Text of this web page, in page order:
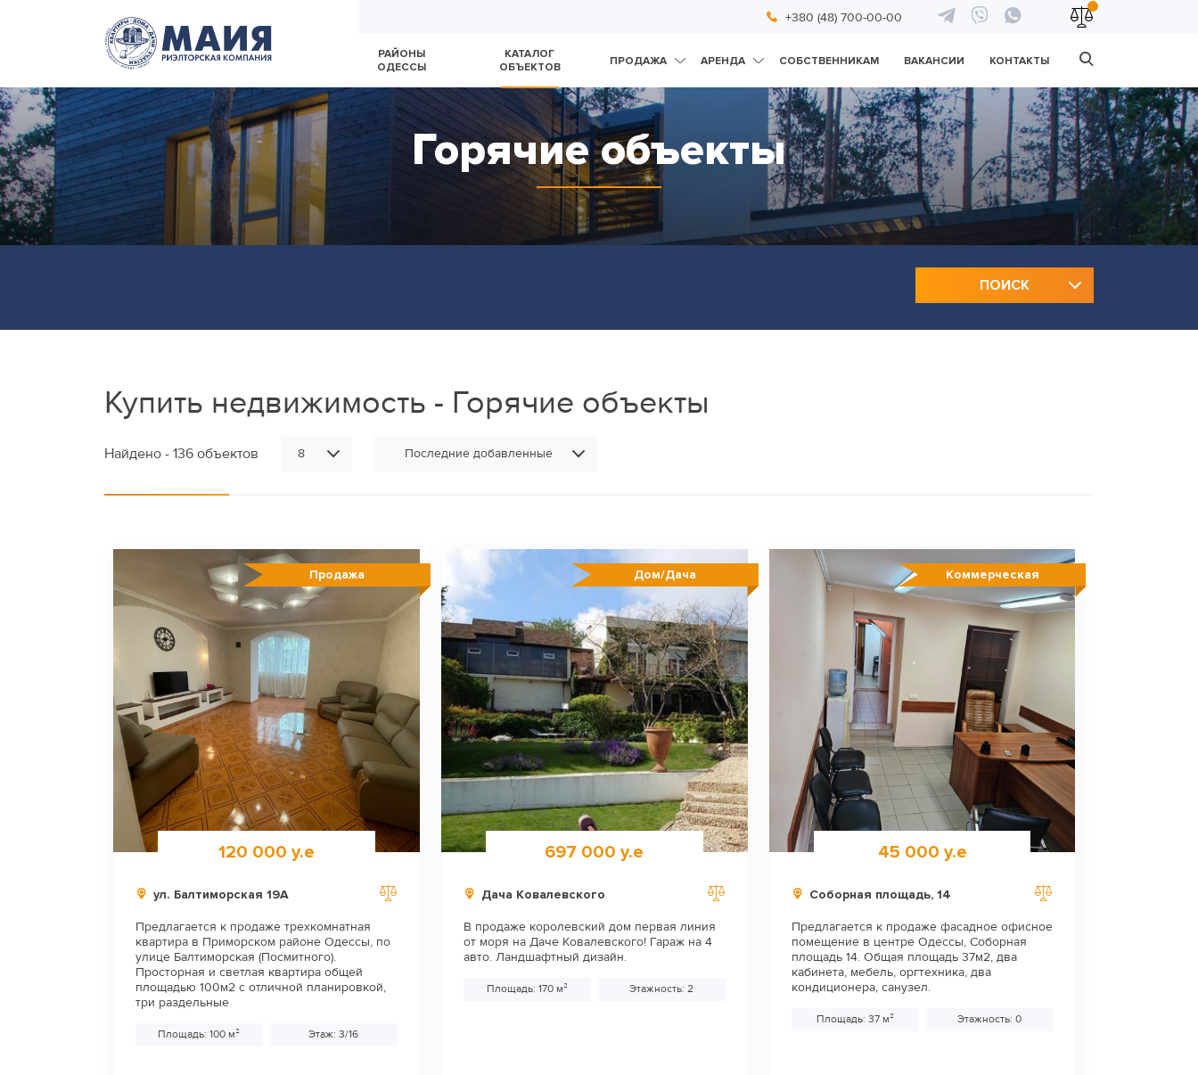
+380 (48) 700-00-00
РАЙОНЫ
ОДЕССЫ
КАТАЛОГ
ОБЪЕКТОВ
ПРОДАЖА АРЕНДА СОБСТВЕННИКАМ ВАКАНСИИ КОНТАКТЫ
Горячие объекты
ПОИСК
Купить недвижимость - Горячие объекты
Найдено - 136 объектов 8 Последние добавленные
Продажа
120 000 у.е
ул. Балтиморская 19А
Предлагается к продаже трехкомнатная
квартира в Приморском районе Одессы, по
улице Балтиморская (Посмитного).
Просторная и светлая квартира общей
площадью 100м2 с отличной планировкой,
три раздельные
Площадь: 100 м² Этаж: 3/16
Дом/Дача
697 000 у.е
Дача Ковалевского
В продаже королевский дом первая линия
от моря на Даче Ковалевского! Гараж на 4
авто. Ландшафтный дизайн.
Площадь: 170 м² Этажность: 2
Коммерческая
45 000 у.е
Соборная площадь, 14
Предлагается к продаже фасадное офисное
помещение в центре Одессы, Соборная
площадь 14. Общая площадь 37м2, два
кабинета, мебель, оргтехника, два
кондиционера, санузел.
Площадь: 37 м² Этажность: 0